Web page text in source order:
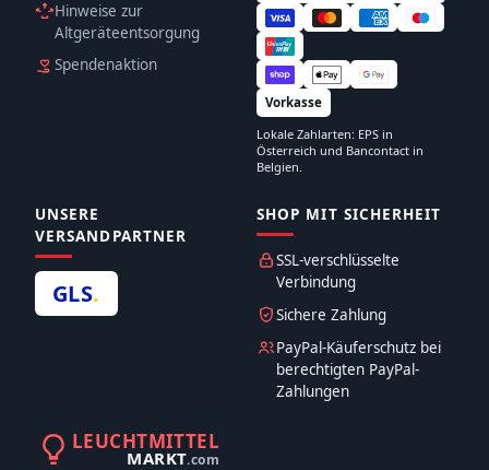
Hinweise zur
Altgeräteentsorgung
Spendenaktion
Vorkasse
Lokale Zahlarten: EPS in
Österreich und Bancontact in
Belgien.
UNSERE
VERSANDPARTNER
GLS.
SHOP MIT SICHERHEIT
SSL-verschlüsselte
Verbindung
Sichere Zahlung
PayPal-Käuferschutz bei
berechtigten PayPal-
Zahlungen
LEUCHTMITTEL
MARKT.com